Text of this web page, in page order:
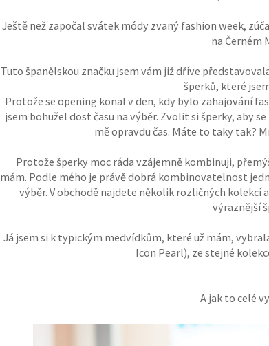
Ještě než započal svátek módy zvaný fashion week,
na Černém
Tuto španělskou značku jsem vám již dříve
šperků, které
Protože se opening konal v den, kdy bylo zahajování
jsem bohužel dost času na výběr. Zvolit si šperky, aby
mě opravdu čas. Máte to taky tak?
Protože šperky moc ráda vzájemně kombinuji,
mám. Podle mého je právě dobrá kombinovatelnost
výběr. V obchodě najdete několik rozličných kolekcí
výraznější
Já jsem si k typickým medvídkům, které už mám,
Icon Pearl), ze stejné
A jak to celé